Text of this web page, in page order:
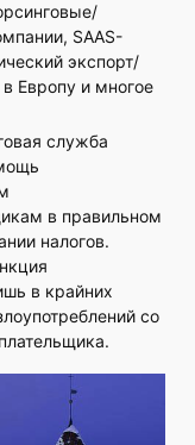
SAAS-
экспорт/
Европу и многое
служба
в правильном
налогов.
в крайних
со